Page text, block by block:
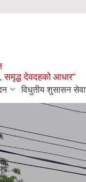
समृद्ध देवदहको आधार”
विधुतीय शुसासन सेवा